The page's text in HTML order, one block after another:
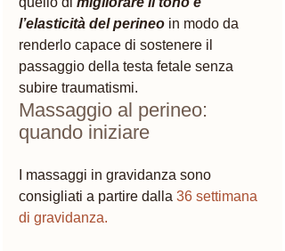
l’elasticità del perineo in modo da
renderlo capace di sostenere il
passaggio della testa fetale senza
subire traumatismi.
Massaggio al perineo:
quando iniziare
I massaggi in gravidanza sono
consigliati a partire dalla 36 settimana
di gravidanza.